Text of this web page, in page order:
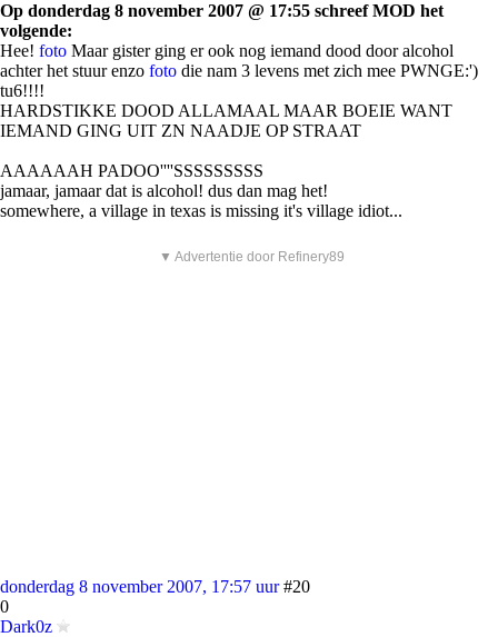
Op donderdag 8 november 2007 @ 17:55 schreef MOD het
volgende:
Hee! foto Maar gister ging er ook nog iemand dood door alcohol
achter het stuur enzo foto die nam 3 levens met zich mee PWNGE:')
tu6!!!!
HARDSTIKKE DOOD ALLAMAAL MAAR BOEIE WANT
IEMAND GING UIT ZN NAADJE OP STRAAT
AAAAAAH PADOO''''SSSSSSSSS
jamaar, jamaar dat is alcohol! dus dan mag het!
somewhere, a village in texas is missing it's village idiot...
▼ Advertentie door Refinery89
donderdag 8 november 2007, 17:57 uur #20
0
Dark0z